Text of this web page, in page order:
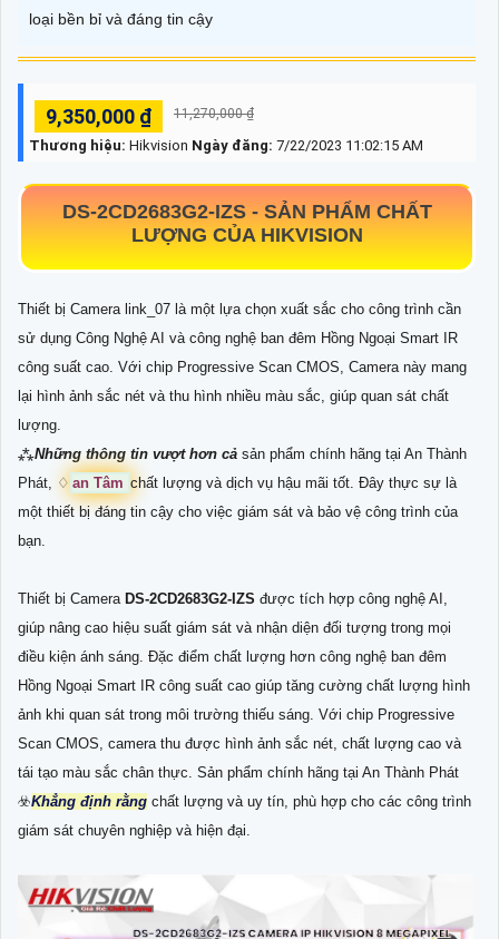
loại bền bỉ và đáng tin cậy
9,350,000 ₫ 11,270,000 ₫
Thương hiệu: Hikvision Ngày đăng: 7/22/2023 11:02:15 AM
DS-2CD2683G2-IZS - SẢN PHẨM CHẤT
LƯỢNG CỦA HIKVISION
Thiết bị Camera link_07 là một lựa chọn xuất sắc cho công trình cần
sử dụng Công Nghệ AI và công nghệ ban đêm Hồng Ngoại Smart IR
công suất cao. Với chip Progressive Scan CMOS, Camera này mang
lại hình ảnh sắc nét và thu hình nhiều màu sắc, giúp quan sát chất
lượng.
⁂Những thông tin vượt hơn cả sản phẩm chính hãng tại An Thành
Phát, ♢ an Tâm chất lượng và dịch vụ hậu mãi tốt. Đây thực sự là
một thiết bị đáng tin cậy cho việc giám sát và bảo vệ công trình của
bạn.
Thiết bị Camera DS-2CD2683G2-IZS được tích hợp công nghệ AI,
giúp nâng cao hiệu suất giám sát và nhận diện đối tượng trong mọi
điều kiện ánh sáng. Đặc điểm chất lượng hơn công nghệ ban đêm
Hồng Ngoại Smart IR công suất cao giúp tăng cường chất lượng hình
ảnh khi quan sát trong môi trường thiếu sáng. Với chip Progressive
Scan CMOS, camera thu được hình ảnh sắc nét, chất lượng cao và
tái tạo màu sắc chân thực. Sản phẩm chính hãng tại An Thành Phát
☣️Khẳng định rằng chất lượng và uy tín, phù hợp cho các công trình
giám sát chuyên nghiệp và hiện đại.